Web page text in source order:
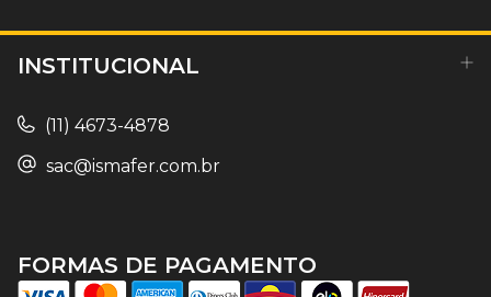
INSTITUCIONAL
(11) 4673-4878
sac@ismafer.com.br
FORMAS DE PAGAMENTO